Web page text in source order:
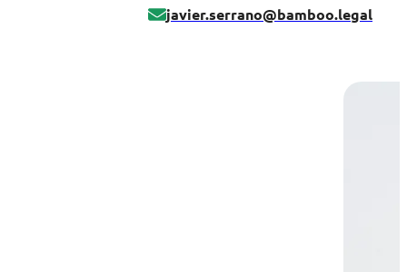
javier.serrano@bamboo.legal